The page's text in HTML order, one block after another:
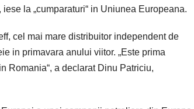
la „cumparaturi“ in Uniunea Europeana.
cel mai mare distribuitor independent de
in primavara anului viitor. „Este prima
Romania“, a declarat Dinu Patriciu,